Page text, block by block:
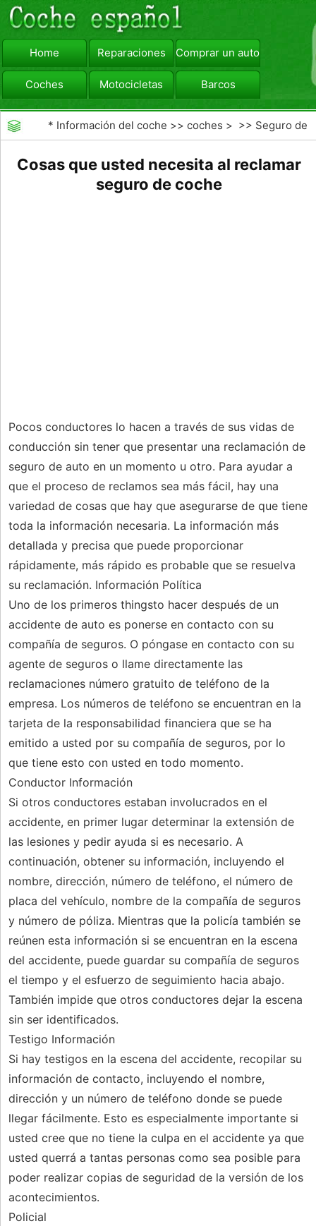
Home Reparaciones Comprar un automóvil
Coches Motocicletas Barcos
viajar Camiones
* Información del coche >>coches > >> Seguro de
automóviles
Cosas que usted necesita al reclamar
seguro de coche
Pocos conductores lo hacen a través de sus vidas de
conducción sin tener que presentar una reclamación de
seguro de auto en un momento u otro. Para ayudar a
que el proceso de reclamos sea más fácil, hay una
variedad de cosas que hay que asegurarse de que tiene
toda la información necesaria. La información más
detallada y precisa que puede proporcionar
rápidamente, más rápido es probable que se resuelva
su reclamación. Información Política
Uno de los primeros thingsto hacer después de un
accidente de auto es ponerse en contacto con su
compañía de seguros. O póngase en contacto con su
agente de seguros o llame directamente las
reclamaciones número gratuito de teléfono de la
empresa. Los números de teléfono se encuentran en la
tarjeta de la responsabilidad financiera que se ha
emitido a usted por su compañía de seguros, por lo
que tiene esto con usted en todo momento.
Conductor Información
Si otros conductores estaban involucrados en el
accidente, en primer lugar determinar la extensión de
las lesiones y pedir ayuda si es necesario. A
continuación, obtener su información, incluyendo el
nombre, dirección, número de teléfono, el número de
placa del vehículo, nombre de la compañía de seguros
y número de póliza. Mientras que la policía también se
reúnen esta información si se encuentran en la escena
del accidente, puede guardar su compañía de seguros
el tiempo y el esfuerzo de seguimiento hacia abajo.
También impide que otros conductores dejar la escena
sin ser identificados.
Testigo Información
Si hay testigos en la escena del accidente, recopilar su
información de contacto, incluyendo el nombre,
dirección y un número de teléfono donde se puede
llegar fácilmente. Esto es especialmente importante si
usted cree que no tiene la culpa en el accidente ya que
usted querrá a tantas personas como sea posible para
poder realizar copias de seguridad de la versión de los
acontecimientos.
Policial